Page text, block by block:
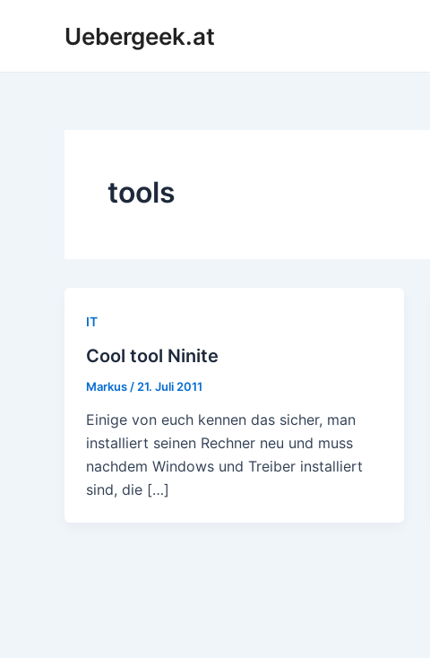
Uebergeek.at
tools
IT
Cool tool Ninite
Markus / 21. Juli 2011
Einige von euch kennen das sicher, man
installiert seinen Rechner neu und muss
nachdem Windows und Treiber installiert
sind, die […]